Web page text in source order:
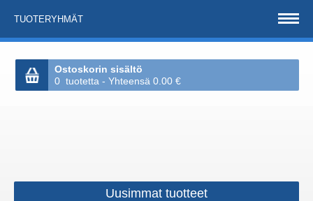
TUOTERYHMÄT
Ostoskorin sisältö
0 tuotetta - Yhteensä 0.00 €
Uusimmat tuotteet